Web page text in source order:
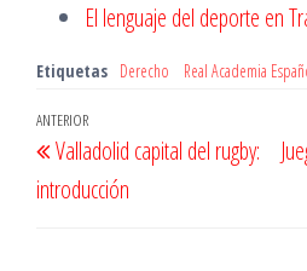
El lenguaje del deporte en
Etiquetas Derecho Real Academia
Navegación
de
entradas
Entrada
anterior
ANTERIOR
Valladolid capital del rugby:
introducción